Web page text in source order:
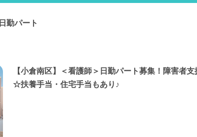
日勤パート
【小倉南区】＜看護師＞日勤パート募集！障害者支
☆扶養手当・住宅手当もあり♪